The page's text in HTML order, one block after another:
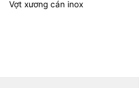
Vợt xương cán inox